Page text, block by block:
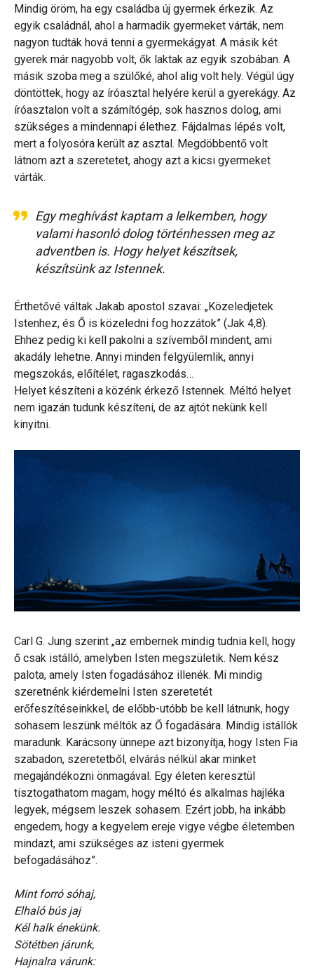
Mindig öröm, ha egy családba új gyermek érkezik. Az
egyik családnál, ahol a harmadik gyermeket várták, nem
nagyon tudták hová tenni a gyermekágyat. A másik két
gyerek már nagyobb volt, ők laktak az egyik szobában. A
másik szoba meg a szülőké, ahol alig volt hely. Végül úgy
döntöttek, hogy az íróasztal helyére kerül a gyerekágy. Az
íróasztalon volt a számítógép, sok hasznos dolog, ami
szükséges a mindennapi élethez. Fájdalmas lépés volt,
mert a folyosóra került az asztal. Megdöbbentő volt
látnom azt a szeretetet, ahogy azt a kicsi gyermeket
várták.
Egy meghívást kaptam a lelkemben, hogy
valami hasonló dolog történhessen meg az
adventben is. Hogy helyet készítsek,
készítsünk az Istennek.
Érthetővé váltak Jakab apostol szavai: „Közeledjetek
Istenhez, és Ő is közeledni fog hozzátok” (Jak 4,8).
Ehhez pedig ki kell pakolni a szívemből mindent, ami
akadály lehetne. Annyi minden felgyülemlik, annyi
megszokás, előítélet, ragaszkodás…
Helyet készíteni a közénk érkező Istennek. Méltó helyet
nem igazán tudunk készíteni, de az ajtót nekünk kell
kinyitni.
Carl G. Jung szerint „az embernek mindig tudnia kell, hogy
ő csak istálló, amelyben Isten megszületik. Nem kész
palota, amely Isten fogadásához illenék. Mi mindig
szeretnénk kiérdemelni Isten szeretetét
erőfeszítéseinkkel, de előbb-utóbb be kell látnunk, hogy
sohasem leszünk méltók az Ő fogadására. Mindig istállók
maradunk. Karácsony ünnepe azt bizonyítja, hogy Isten Fia
szabadon, szeretetből, elvárás nélkül akar minket
megajándékozni önmagával. Egy életen keresztül
tisztogathatom magam, hogy méltó és alkalmas hajléka
legyek, mégsem leszek sohasem. Ezért jobb, ha inkább
engedem, hogy a kegyelem ereje vigye végbe életemben
mindazt, ami szükséges az isteni gyermek
befogadásához”.
Mint forró sóhaj,
Elhaló bús jaj
Kél halk énekünk.
Sötétben járunk,
Hajnalra várunk: